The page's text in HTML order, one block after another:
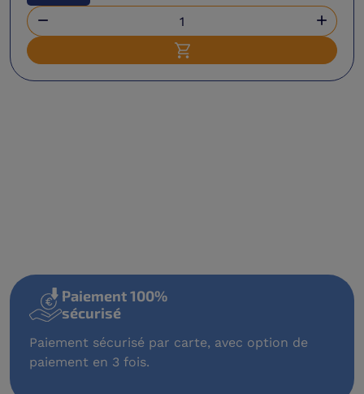
 
Ajouter au panier
Paiement 100%
sécurisé
Paiement sécurisé par carte, avec option de
paiement en 3 fois.